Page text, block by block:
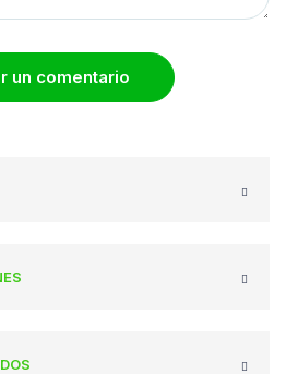
un comentario